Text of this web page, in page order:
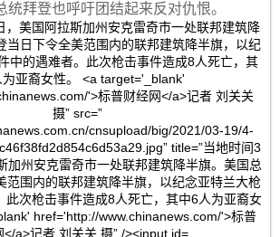
统拜登也呼吁团结起来反对仇恨。